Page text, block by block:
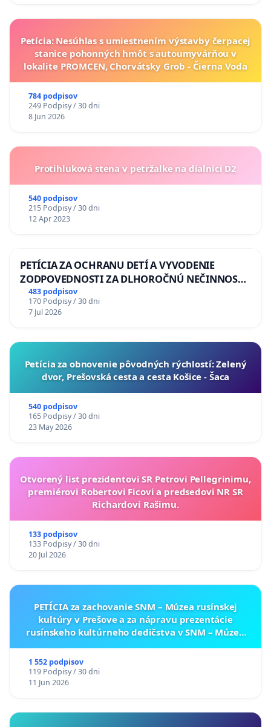
Petícia: Nesúhlas s umiestnením výstavby čerpacej
stanice pohonných hmôt s autoumyvárňou v
lokalite PROMCEN, Chorvátsky Grob - Čierna Voda
784 podpisov
249 Podpisy / 30 dni
8 Jun 2026
Protihluková stena v petržalke na dialnici D2
540 podpisov
215 Podpisy / 30 dni
12 Apr 2023
PETÍCIA ZA OCHRANU DETÍ A VYVODENIE
ZODPOVEDNOSTI ZA DLHOROČNÚ NEČINNOSŤ
A ZLYHANIE ŠTÁTU
483 podpisov
170 Podpisy / 30 dni
7 Jul 2026
​Petícia za obnovenie pôvodných rýchlostí: Zelený
dvor, Prešovská cesta a cesta Košice - Šaca
540 podpisov
165 Podpisy / 30 dni
23 May 2026
Otvorený list prezidentovi SR Petrovi Pellegrinimu,
premiérovi Robertovi Ficovi a predsedovi NR SR
Richardovi Rašimu.
133 podpisov
133 Podpisy / 30 dni
20 Jul 2026
PETÍCIA za zachovanie SNM – Múzea rusínskej
kultúry v Prešove a za nápravu prezentácie
rusínskeho kultúrneho dedičstva v SNM – Múzeu
1 552 podpisov
119 Podpisy / 30 dni
11 Jun 2026